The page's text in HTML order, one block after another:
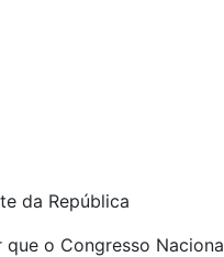
da República
que o Congresso